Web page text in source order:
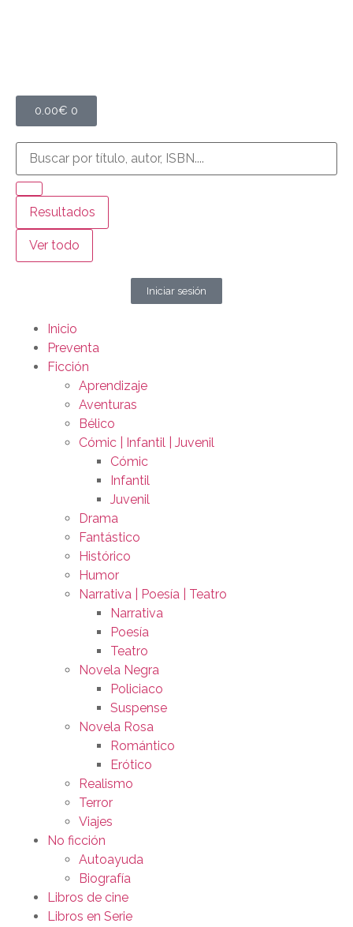
0.00€ 0
Resultados
Ver todo
Iniciar sesión
Inicio
Preventa
Ficción
Aprendizaje
Aventuras
Bélico
Cómic | Infantil | Juvenil
Cómic
Infantil
Juvenil
Drama
Fantástico
Histórico
Humor
Narrativa | Poesía | Teatro
Narrativa
Poesía
Teatro
Novela Negra
Policiaco
Suspense
Novela Rosa
Romántico
Erótico
Realismo
Terror
Viajes
No ficción
Autoayuda
Biografía
Libros de cine
Libros en Serie